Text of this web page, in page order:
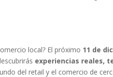
local? El próximo 11 de
experiencias reales,
del retail y el comercio de